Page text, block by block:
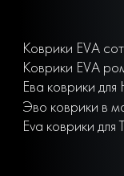
Коврики EVA
Коврики EVA
Ева коврики
Эво коврики в
Eva коврики для